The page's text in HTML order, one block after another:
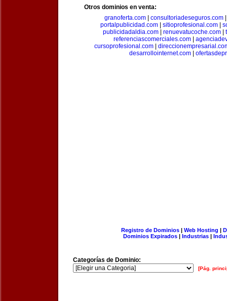
Otros dominios en venta:
granoferta.com| consultoriadeseguros.com
portalpublicidad.com
sitioprofesional.com
publicidadaldia.com| renuevatucoche.com|
referenciascomerciales.com
cursoprofesional.com|
desarrollointernet.com
Registro de Dominios| Web Hosting |
Dominios Expirados | Industrias |
Categorías de Dominio:
[Pág.